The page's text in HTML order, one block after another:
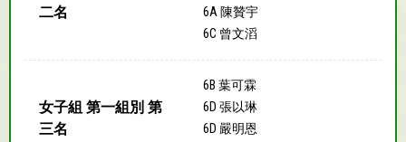
二名
6A 陳贊宇
6C 曾文滔
女子組 第一組別 第
三名
6B 葉可霖
6D 張以琳
6D 嚴明恩